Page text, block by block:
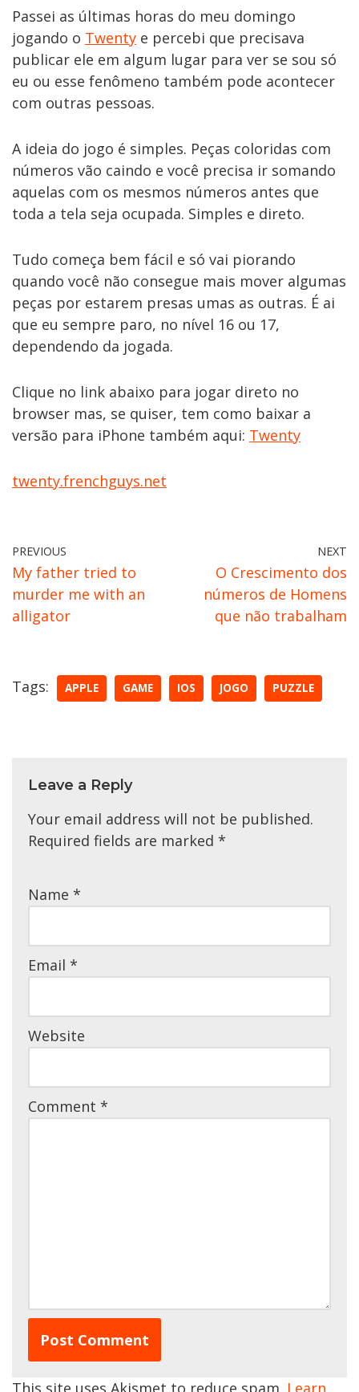
Passei as últimas horas do meu domingo
jogando o Twenty e percebi que precisava
publicar ele em algum lugar para ver se sou só
eu ou esse fenômeno também pode acontecer
com outras pessoas.
A ideia do jogo é simples. Peças coloridas com
números vão caindo e você precisa ir somando
aquelas com os mesmos números antes que
toda a tela seja ocupada. Simples e direto.
Tudo começa bem fácil e só vai piorando
quando você não consegue mais mover algumas
peças por estarem presas umas as outras. É ai
que eu sempre paro, no nível 16 ou 17,
dependendo da jogada.
Clique no link abaixo para jogar direto no
browser mas, se quiser, tem como baixar a
versão para iPhone também aqui: Twenty
twenty.frenchguys.net
PREVIOUS
My father tried to
murder me with an
alligator
NEXT
O Crescimento dos
números de Homens
que não trabalham
Tags: APPLE GAME IOS JOGO PUZZLE
Leave a Reply
Your email address will not be published.
Required fields are marked *
Name *
Email *
Website
Comment *
This site uses Akismet to reduce spam. Learn